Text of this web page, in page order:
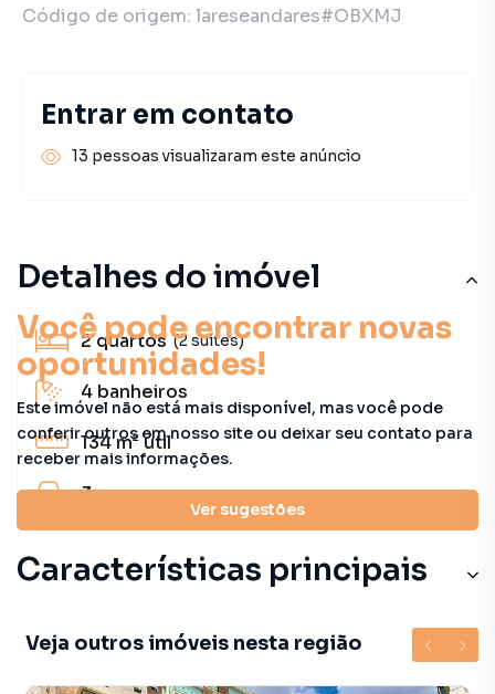
Você pode encontrar novas
oportunidades!
Este imóvel não está mais disponível, mas você pode
conferir outros em nosso site ou deixar seu contato para
receber mais informações.
Ver sugestões
Detalhes do imóvel
2 quartos (2 suítes)
4 banheiros
134 m²útil
3vagas
Características principais
Veja outros imóveis nesta região
Código de origem: lareseandares#OBXMJ
Entrar em contato
13 pessoas visualizaram este anúncio